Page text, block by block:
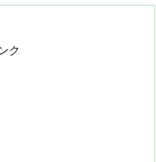
ク